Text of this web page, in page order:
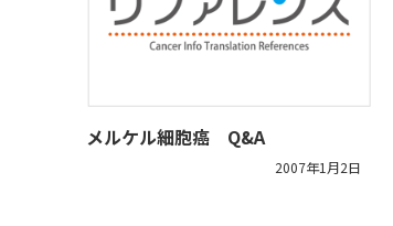
メルケル細胞癌 Q&A
2007年1月2日